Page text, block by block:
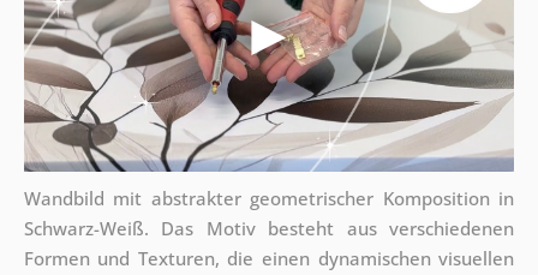
Wandbild mit abstrakter geometrischer Komposition in
Schwarz-Weiß. Das Motiv besteht aus verschiedenen
Formen und Texturen, die einen dynamischen visuellen